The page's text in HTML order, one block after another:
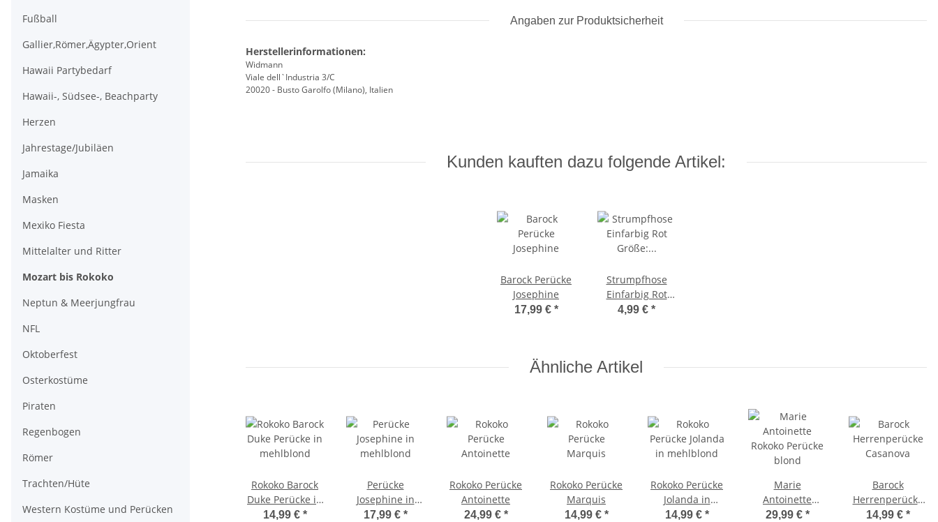
Angaben zur Produktsicherheit
Herstellerinformationen:
Widmann
Viale dell`Industria 3/C
20020 - Busto Garolfo (Milano), Italien
Kunden kauften dazu folgende Artikel:
Barock Perücke
Josephine
17,99 € *
Strumpfhose
Einfarbig Rot
Größe:
4,99 € *
Ähnliche Artikel
Rokoko Barock
Duke Perücke in
mehlblond
14,99 € *
Perücke
Josephine in
mehlblond
17,99 € *
Rokoko Perücke
Antoinette
24,99 € *
Rokoko Perücke
Marquis
14,99 € *
Rokoko Perücke
Jolanda in
mehlblond
14,99 € *
Marie
Antoinette
Rokoko Perücke
29,99 € *
Barock
Herrenperücke
Casanova
14,99 € *
Fußball
Gallier,Römer,Ägypter,Orient
Hawaii Partybedarf
Hawaii-, Südsee-, Beachparty
Herzen
Jahrestage/Jubiläen
Jamaika
Masken
Mexiko Fiesta
Mittelalter und Ritter
Mozart bis Rokoko
Neptun & Meerjungfrau
NFL
Oktoberfest
Osterkostüme
Piraten
Regenbogen
Römer
Trachten/Hüte
Western Kostüme und Perücken